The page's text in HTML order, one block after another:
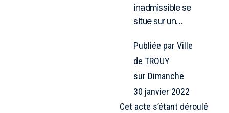
inadmissible se
situe sur un…
Publiée par Ville
de TROUY
sur Dimanche
30 janvier 2022
Cet acte s’étant déroulé